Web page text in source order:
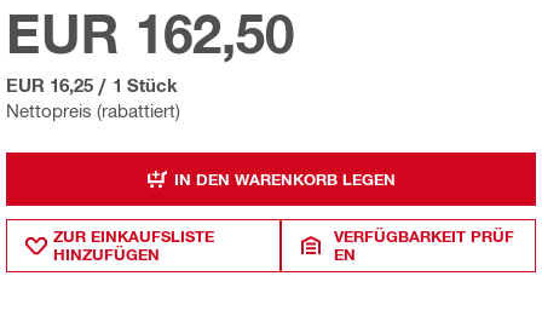
Nettopreis (rabattiert)
EUR 162,50
EUR 16,25 / 1 Stück
IN DEN WARENKORB LEGEN
ZUR EINKAUFSLISTE
HINZUFÜGEN
VERFÜGBARKEIT PRÜF
EN